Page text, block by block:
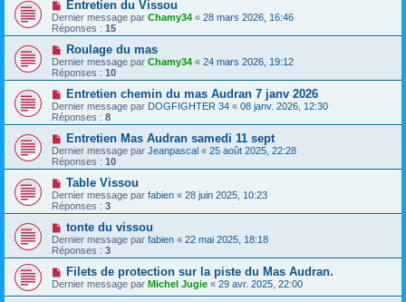
Entretien du Vissou
Dernier message par Chamy34 « 28 mars 2026, 16:46
Réponses : 15
Roulage du mas
Dernier message par Chamy34 « 24 mars 2026, 19:12
Réponses : 10
Entretien chemin du mas Audran 7 janv 2026
Dernier message par DOGFIGHTER 34 « 08 janv. 2026, 12:30
Réponses : 8
Entretien Mas Audran samedi 11 sept
Dernier message par Jeanpascal « 25 août 2025, 22:28
Réponses : 10
Table Vissou
Dernier message par fabien « 28 juin 2025, 10:23
Réponses : 3
tonte du vissou
Dernier message par fabien « 22 mai 2025, 18:18
Réponses : 3
Filets de protection sur la piste du Mas Audran.
Dernier message par Michel Jugie « 29 avr. 2025, 22:00